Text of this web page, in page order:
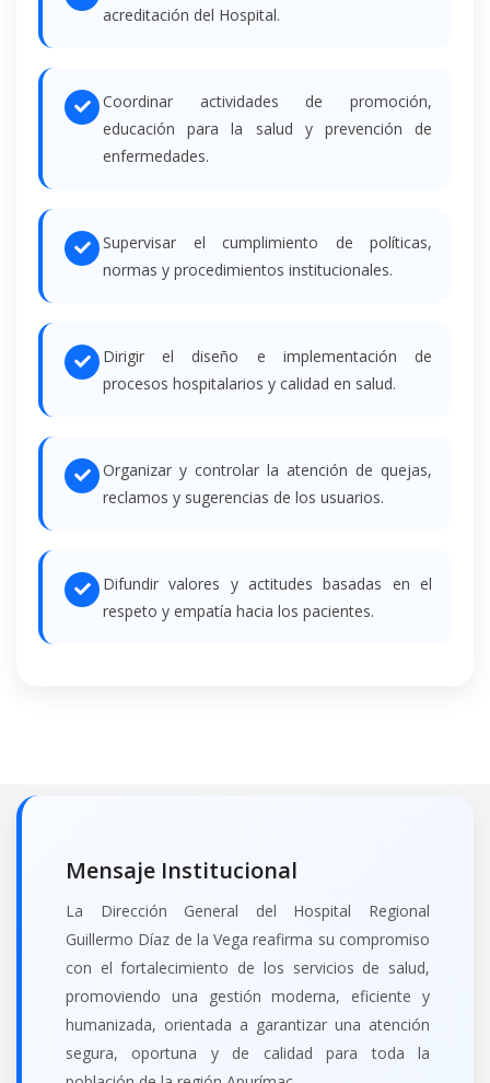
acreditación del Hospital.
Coordinar actividades de promoción,
educación para la salud y prevención de
enfermedades.
Supervisar el cumplimiento de políticas,
normas y procedimientos institucionales.
Dirigir el diseño e implementación de
procesos hospitalarios y calidad en salud.
Organizar y controlar la atención de quejas,
reclamos y sugerencias de los usuarios.
Difundir valores y actitudes basadas en el
respeto y empatía hacia los pacientes.
Mensaje Institucional
La Dirección General del Hospital Regional
Guillermo Díaz de la Vega reafirma su compromiso
con el fortalecimiento de los servicios de salud,
promoviendo una gestión moderna, eficiente y
humanizada, orientada a garantizar una atención
segura, oportuna y de calidad para toda la